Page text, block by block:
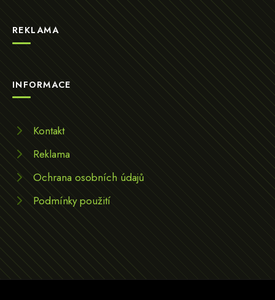
REKLAMA
INFORMACE
Kontakt
Reklama
Ochrana osobních údajů
Podmínky použití